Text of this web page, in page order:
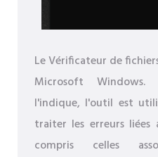
Le Vérificateur de
Microsoft
l'indique, l'outil est
traiter les erreurs liées
compris celles